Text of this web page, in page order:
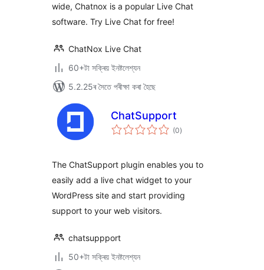
wide, Chatnox is a popular Live Chat
software. Try Live Chat for free!
ChatNox Live Chat
60+টা সক্ৰিয় ইনষ্টলেশ্যন
5.2.25ৰ সৈতে পৰীক্ষা কৰা হৈছে
ChatSupport
(0টা
মুঠ)
The ChatSupport plugin enables you to
easily add a live chat widget to your
WordPress site and start providing
support to your web visitors.
chatsuppport
50+টা সক্ৰিয় ইনষ্টলেশ্যন